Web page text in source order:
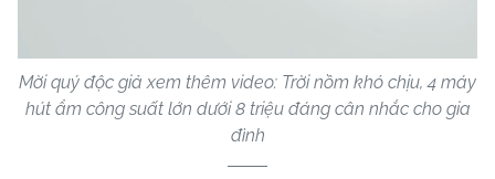
Mời quý độc giả xem thêm video: Trời nồm khó chịu, 4 máy
hút ẩm công suất lớn dưới 8 triệu đáng cân nhắc cho gia
đình